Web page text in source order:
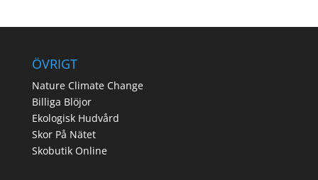
ÖVRIGT
Nature Climate Change
Billiga Blöjor
Ekologisk Hudvård
Skor På Nätet
Skobutik Online